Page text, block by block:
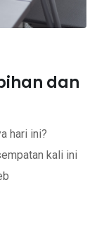
dan
hari ini?
kali ini